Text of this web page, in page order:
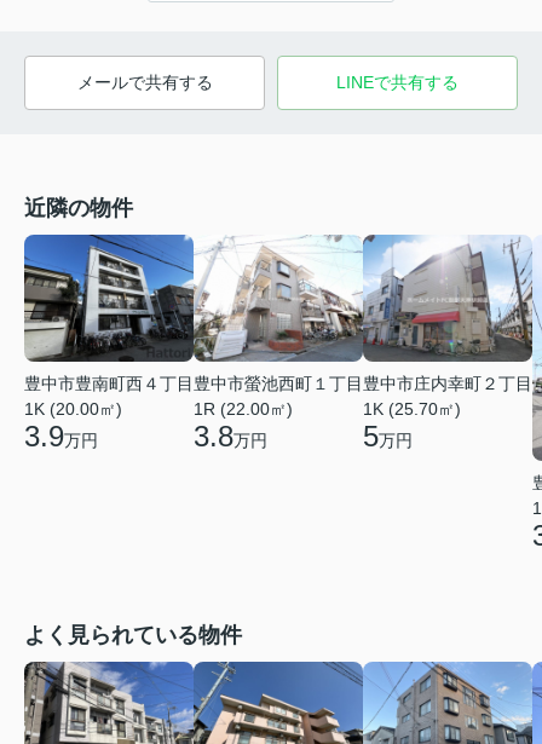
メールで共有する LINEで共有する
近隣の物件
豊中市豊南町西４丁目
1K (20.00㎡)
3.9万円
豊中市螢池西町１丁目
1R (22.00㎡)
3.8万円
豊中市庄内幸町２丁目
1K (25.70㎡)
5万円
よく見られている物件